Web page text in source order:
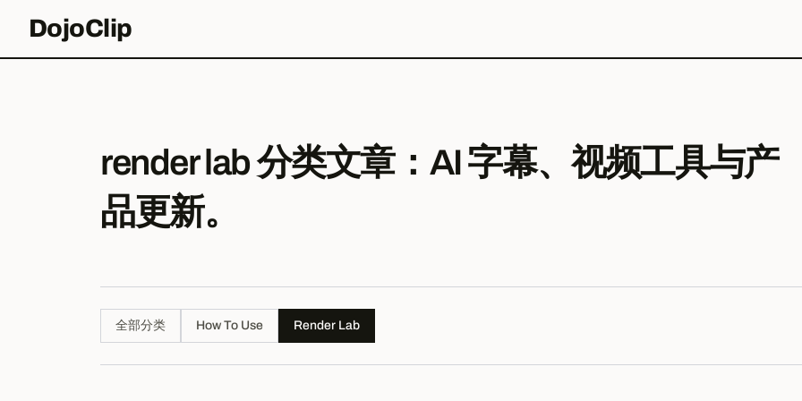
DojoClip
render lab 分类文章：AI 字幕、视频工具与产
品更新。
全部分类 How To Use Render Lab